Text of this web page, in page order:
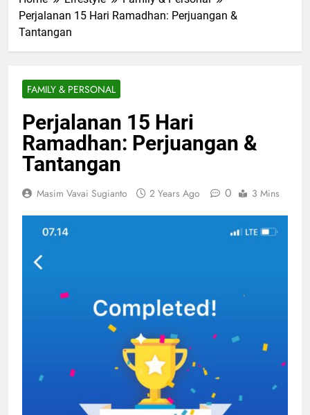
Perjalanan 15 Hari Ramadhan: Perjuangan &
Tantangan
FAMILY & PERSONAL
Perjalanan 15 Hari
Ramadhan: Perjuangan &
Tantangan
Masim Vavai Sugianto 2 Years Ago 0 3 Mins